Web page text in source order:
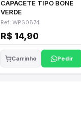
CAPACETE TIPO BONE
VERDE
Ref: WPS0874
R$ 14,90
Carrinho Pedir